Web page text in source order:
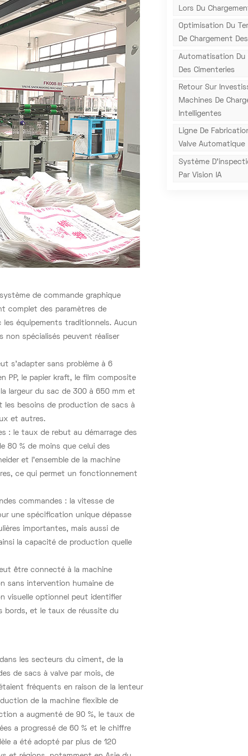
Lors Du
Optimisation Du
De Chargement
Automatisation Du
Des Cimenteries
Retour Sur
Machines De
Intelligentes
Ligne De
Valve Automatique
Système
Par Vision IA
de commande graphique
complet des paramètres de
équipements traditionnels. Aucun
non spécialisés peuvent réaliser
s'adapter sans problème à 6
PP, le papier kraft, le film composite
largeur du sac de 300 à 650 mm et
les besoins de production de sacs à
et autres.
: le taux de rebut au démarrage des
80 % de moins que celui des
et l’ensemble de la machine
ce qui permet un fonctionnement
commandes : la vitesse de
une spécification unique dépasse
importantes, mais aussi de
la capacité de production quelle
être connecté à la machine
sans intervention humaine de
visuelle optionnel peut identifier
bords, et le taux de réussite du
les secteurs du ciment, de la
de sacs à valve par mois, de
fréquents en raison de la lenteur
de la machine flexible de
a augmenté de 90 %, le taux de
a progressé de 60 % et le chiffre
a été adopté par plus de 120